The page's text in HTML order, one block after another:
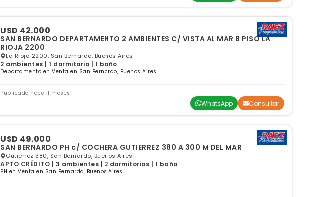
USD 42.000
SAN BERNARDO DEPARTAMENTO 2 AMBIENTES C/ VISTA AL MAR 8 PISO LA
RIOJA 2200
La Rioja 2200, San Bernardo, Buenos Aires
2 ambientes | 1 dormitorio | 1 baño
Departamento en Venta en San Bernardo, Buenos Aires
Publicado hace 11 meses
WhatsApp Consultar
USD 49.000
SAN BERNARDO PH c/ COCHERA GUTIERREZ 380 A 300 M DEL MAR
Gutierrez 380, San Bernardo, Buenos Aires
APTO CRÉDITO | 3 ambientes | 2 dormitorios | 1 baño
PH en Venta en San Bernardo, Buenos Aires